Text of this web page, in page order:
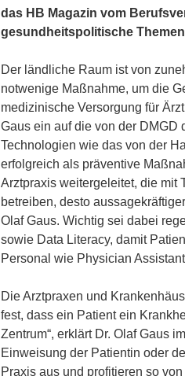
das HB Magazin vom
gesundheitspolitische
Der ländliche Raum ist von
notwenige Maßnahme, um die
medizinische Versorgung für
Gaus ein auf die von der DMGD
Technologien wie das von der
erfolgreich als präventive
Arztpraxis weitergeleitet, die mit
betreiben, desto
Olaf Gaus. Wichtig sei dabei
sowie Data Literacy, damit
Personal wie Physician
Die Arztpraxen und
fest, dass ein Patient ein
Zentrum“, erklärt Dr. Olaf Gaus
Einweisung der Patientin oder
Praxis aus und profitieren so